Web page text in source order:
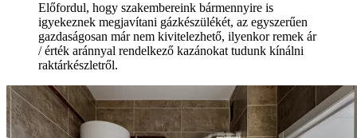
Előfordul, hogy szakembereink bármennyire is
igyekeznek megjavítani gázkészülékét, az egyszerűen
gazdaságosan már nem kivitelezhető, ilyenkor remek ár
/ érték aránnyal rendelkező kazánokat tudunk kínálni
raktárkészletről.